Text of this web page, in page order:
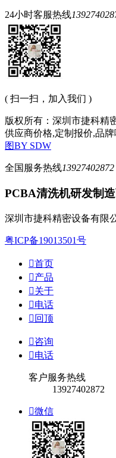
24小时客服热线
( 扫一扫，加入我们 )
版权所有：深圳市捷科精
供应商价格,定制报价,品
图BY SDW
全国服务热线13927402872
PCBA清洗机研发制
深圳市捷科精密设备有限
粤ICP备19013501号
首页
产品
关于
电话
 回顶
咨询
电话
客户服务热线
13927402872
微信